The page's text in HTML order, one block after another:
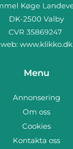
web: www.klikko.dk
Menu
Annonsering
Om oss
Cookies
Kontakta oss